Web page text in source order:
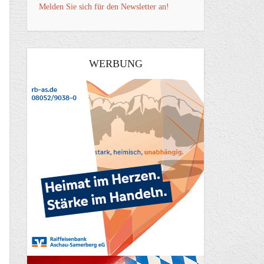
Melden Sie sich für den Newsletter an!
WERBUNG